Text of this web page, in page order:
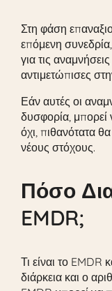
Στη φάση
επόμενη
για τις
αντιμετώπισες
Εάν αυτές οι
δυσφορία, μπορεί
όχι, πιθανότατα
νέους στόχους.
Πόσο
EMDR;
Τι είναι το EMDR
διάρκεια και ο